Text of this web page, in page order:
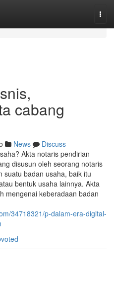
cabang
News
Discuss
Akta notaris pendirian
disusun oleh seorang notaris
suatu badan usaha, baik itu
bentuk usaha lainnya. Akta
mengenai keberadaan badan
34718321/p-dalam-era-digital-